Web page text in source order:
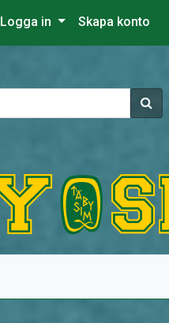
Logga in Skapa konto
Sök